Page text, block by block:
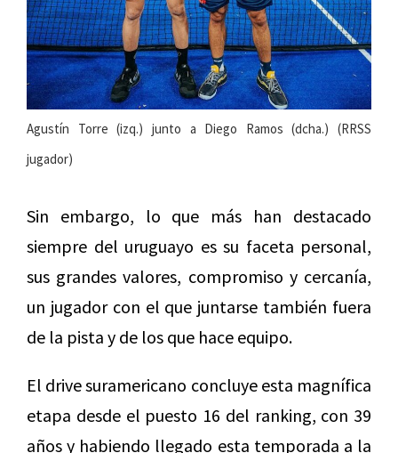
Agustín Torre (izq.) junto a Diego Ramos (dcha.) (RRSS
jugador)
Sin embargo, lo que más han destacado
siempre del uruguayo es su faceta personal,
sus grandes valores, compromiso y cercanía,
un jugador con el que juntarse también fuera
de la pista y de los que hace equipo.
El drive suramericano concluye esta magnífica
etapa desde el puesto 16 del ranking, con 39
años y habiendo llegado esta temporada a la